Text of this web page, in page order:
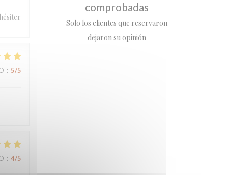
: 5/5
: 4/5
comprobadas
Solo los clientes que reservaron
dejaron su opinión